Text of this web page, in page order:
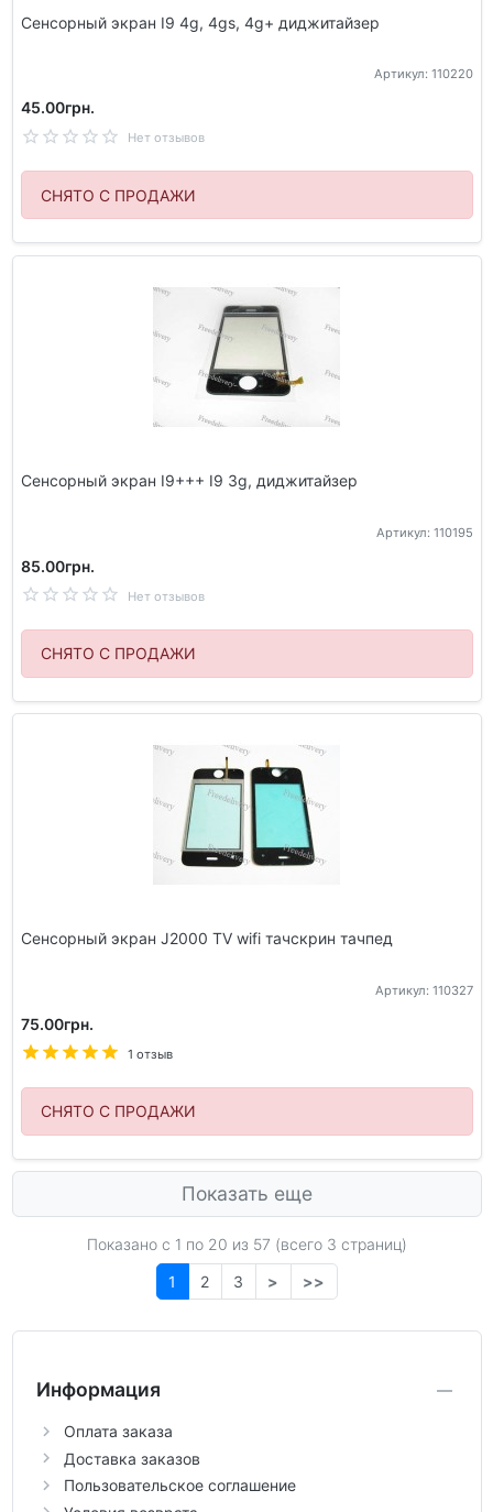
Сенсорный экран I9 4g, 4gs, 4g+ диджитайзер
Артикул: 110220
45.00грн.
Нет отзывов
СНЯТО С ПРОДАЖИ
Сенсорный экран I9+++ I9 3g, диджитайзер
Артикул: 110195
85.00грн.
Нет отзывов
СНЯТО С ПРОДАЖИ
Сенсорный экран J2000 TV wifi тачскрин тачпед
Артикул: 110327
75.00грн.
1 отзыв
СНЯТО С ПРОДАЖИ
Показать еще
Показано с 1 по 20 из 57 (всего 3 страниц)
1
2 3 > >>
Информация
Оплата заказа
Доставка заказов
Пользовательское соглашение